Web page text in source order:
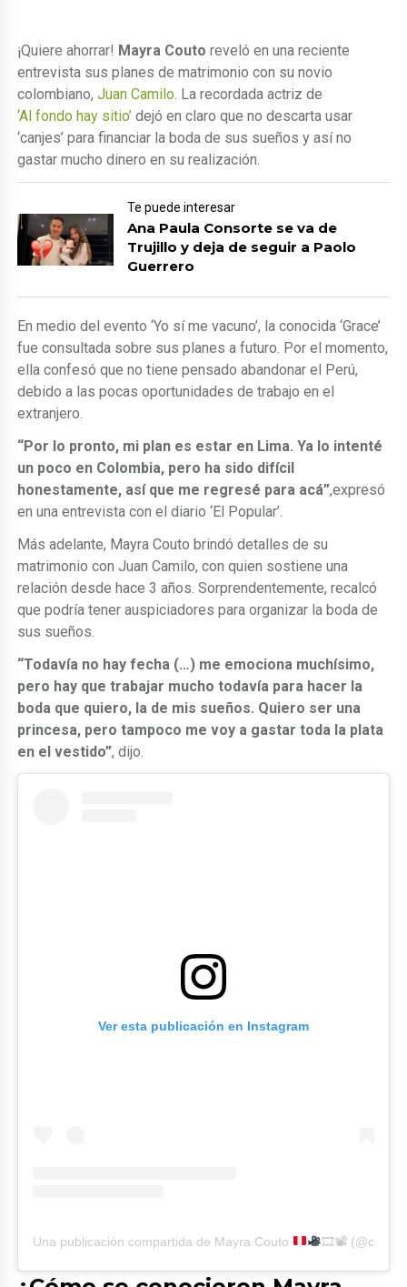
¡Quiere ahorrar! Mayra Couto reveló en una reciente
entrevista sus planes de matrimonio con su novio
colombiano,Juan Camilo . La recordada actriz de
‘Al fondo hay sitio’ dejó en claro que no descarta usar
‘canjes’ para financiar la boda de sus sueños y así no
gastar mucho dinero en su realización.
Te puede interesar
Ana Paula Consorte se va de
Trujillo y deja de seguir a Paolo
Guerrero
En medio del evento ‘Yo sí me vacuno’, la conocida ‘Grace’
fue consultada sobre sus planes a futuro. Por el momento,
ella confesó que no tiene pensado abandonar el Perú,
debido a las pocas oportunidades de trabajo en el
extranjero.
“Por lo pronto, mi plan es estar en Lima. Ya lo intenté
un poco en Colombia, pero ha sido difícil
honestamente, así que me regresé para acá”,expresó
en una entrevista con el diario ‘El Popular’.
Más adelante, Mayra Couto brindó detalles de su
matrimonio con Juan Camilo, con quien sostiene una
relación desde hace 3 años. Sorprendentemente, recalcó
que podría tener auspiciadores para organizar la boda de
sus sueños.
“Todavía no hay fecha (…) me emociona muchísimo,
pero hay que trabajar mucho todavía para hacer la
boda que quiero, la de mis sueños. Quiero ser una
princesa, pero tampoco me voy a gastar toda la plata
en el vestido”, dijo.
Ver esta publicación en Instagram
Una publicación compartida de Mayra Couto 🎞📽